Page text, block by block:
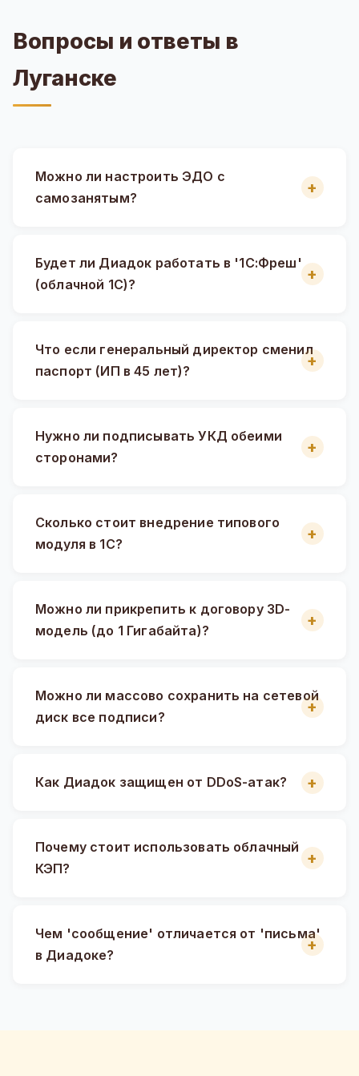
Вопросы и ответы в
Луганске
Можно ли настроить ЭДО с
самозанятым?
Будет ли Диадок работать в '1С:Фреш'
(облачной 1С)?
Что если генеральный директор сменил
паспорт (ИП в 45 лет)?
Нужно ли подписывать УКД обеими
сторонами?
Сколько стоит внедрение типового
модуля в 1С?
Можно ли прикрепить к договору 3D-
модель (до 1 Гигабайта)?
Можно ли массово сохранить на сетевой
диск все подписи?
Как Диадок защищен от DDoS-атак?
Почему стоит использовать облачный
КЭП?
Чем 'сообщение' отличается от 'письма'
в Диадоке?